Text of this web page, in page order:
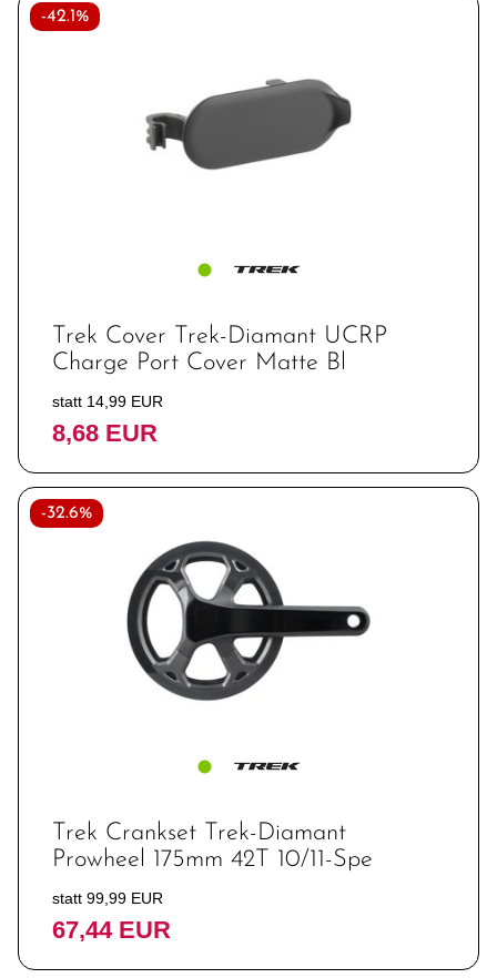
-42.1%
Trek Cover Trek-Diamant UCRP
Charge Port Cover Matte Bl
statt 14,99 EUR
8,68 EUR
-32.6%
Trek Crankset Trek-Diamant
Prowheel 175mm 42T 10/11-Spe
statt 99,99 EUR
67,44 EUR